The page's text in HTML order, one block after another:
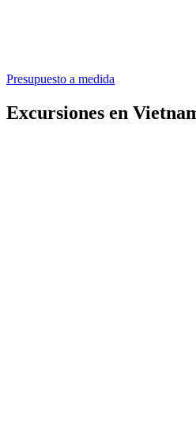
Presupuesto a medida
Excursiones en